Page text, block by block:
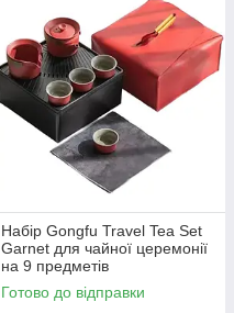
Набір Gongfu Travel Tea Set
Garnet для чайної церемонії
на 9 предметів
Готово до відправки